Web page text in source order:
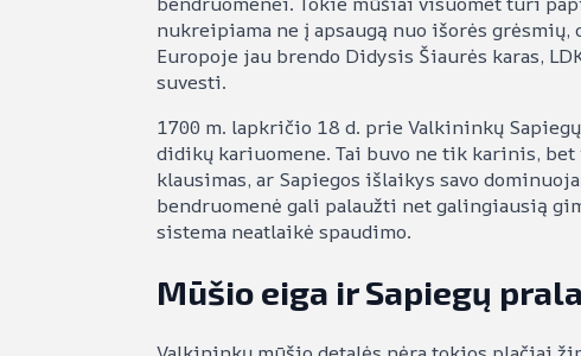
nukreipiama ne į apsaugą nuo išorės
Europoje jau brendo Didysis Šiaurės karas,
suvesti.
1700 m. lapkričio 18 d. prie Valkininkų
didikų kariuomene. Tai buvo ne tik karinis,
klausimas, ar Sapiegos išlaikys savo
bendruomenė gali palaužti net galingiausią
sistema neatlaikė spaudimo.
Mūšio eiga ir Sapiegų